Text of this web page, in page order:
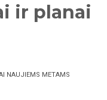
ir planai
NAUJIEMS METAMS